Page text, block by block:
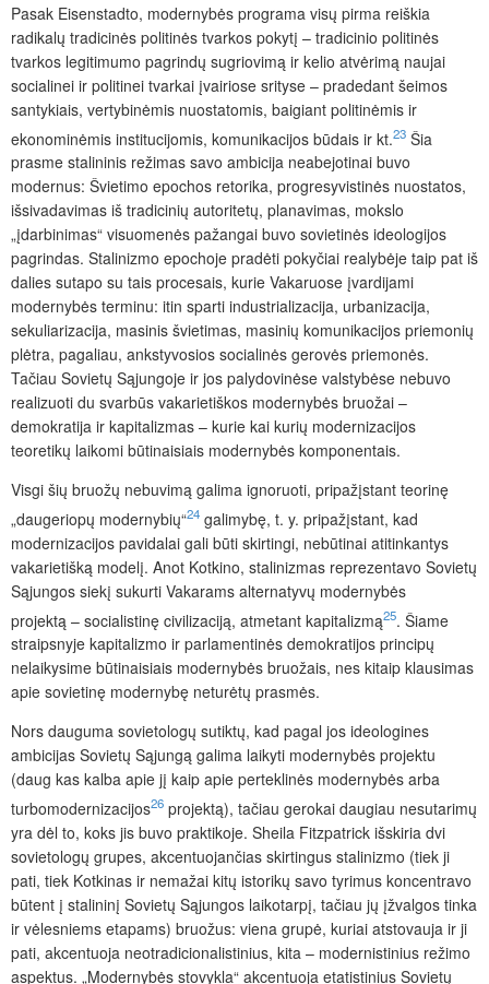
Pasak Eisenstadto, modernybės programa visų pirma reiškia
radikalų tradicinės politinės tvarkos pokytį – tradicinio politinės
tvarkos legitimumo pagrindų sugriovimą ir kelio atvėrimą naujai
socialinei ir politinei tvarkai įvairiose srityse – pradedant šeimos
santykiais, vertybinėmis nuostatomis, baigiant politinėmis ir
ekonominėmis institucijomis, komunikacijos būdais ir kt.23 Šia
prasme stalininis režimas savo ambicija neabejotinai buvo
modernus: Švietimo epochos retorika, progresyvistinės nuostatos,
išsivadavimas iš tradicinių autoritetų, planavimas, mokslo
„įdarbinimas“ visuomenės pažangai buvo sovietinės ideologijos
pagrindas. Stalinizmo epochoje pradėti pokyčiai realybėje taip pat iš
dalies sutapo su tais procesais, kurie Vakaruose įvardijami
modernybės terminu: itin sparti industrializacija, urbanizacija,
sekuliarizacija, masinis švietimas, masinių komunikacijos priemonių
plėtra, pagaliau, ankstyvosios socialinės gerovės priemonės.
Tačiau Sovietų Sąjungoje ir jos palydovinėse valstybėse nebuvo
realizuoti du svarbūs vakarietiškos modernybės bruožai –
demokratija ir kapitalizmas – kurie kai kurių modernizacijos
teoretikų laikomi būtinaisiais modernybės komponentais.
Visgi šių bruožų nebuvimą galima ignoruoti, pripažįstant teorinę
„daugeriopų modernybių“24 galimybę, t. y. pripažįstant, kad
modernizacijos pavidalai gali būti skirtingi, nebūtinai atitinkantys
vakarietišką modelį. Anot Kotkino, stalinizmas reprezentavo Sovietų
Sąjungos siekį sukurti Vakarams alternatyvų modernybės
projektą – socialistinę civilizaciją, atmetant kapitalizmą25. Šiame
straipsnyje kapitalizmo ir parlamentinės demokratijos principų
nelaikysime būtinaisiais modernybės bruožais, nes kitaip klausimas
apie sovietinę modernybę neturėtų prasmės.
Nors dauguma sovietologų sutiktų, kad pagal jos ideologines
ambicijas Sovietų Sąjungą galima laikyti modernybės projektu
(daug kas kalba apie jį kaip apie perteklinės modernybės arba
turbomodernizacijos26 projektą), tačiau gerokai daugiau nesutarimų
yra dėl to, koks jis buvo praktikoje. Sheila Fitzpatrick išskiria dvi
sovietologų grupes, akcentuojančias skirtingus stalinizmo (tiek ji
pati, tiek Kotkinas ir nemažai kitų istorikų savo tyrimus koncentravo
būtent į stalininį Sovietų Sąjungos laikotarpį, tačiau jų įžvalgos tinka
ir vėlesniems etapams) bruožus: viena grupė, kuriai atstovauja ir ji
pati, akcentuoja neotradicio­nalistinius, kita – modernistinius režimo
aspektus. „Modernybės stovykla“ akcentuoja etatistinius Sovietų